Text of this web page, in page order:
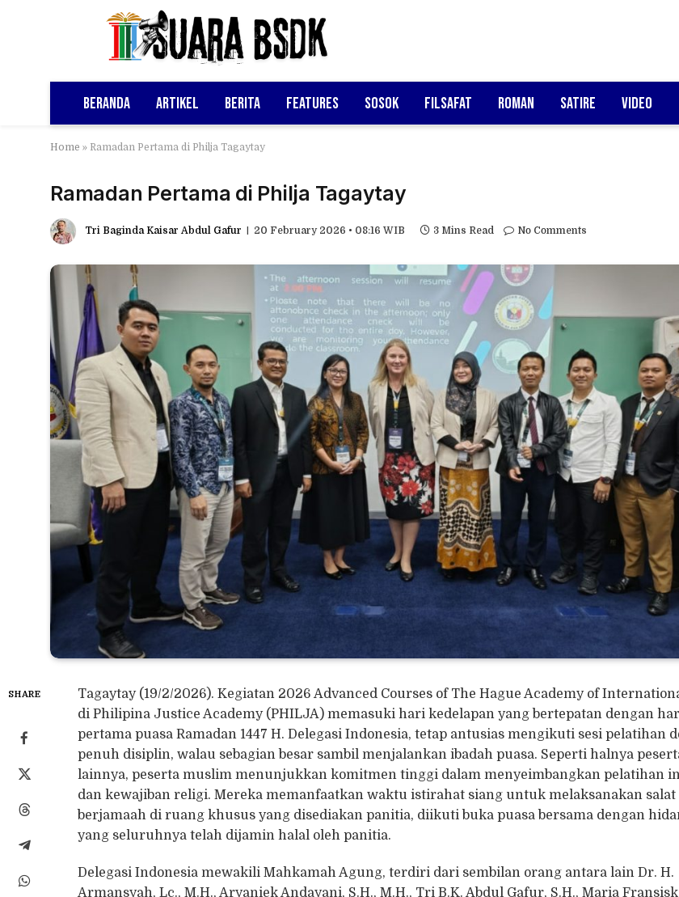
Beranda Artikel Berita Features Sosok Filsafat Roman Satire Video
Home » Ramadan Pertama di Philja Tagaytay
Ramadan Pertama di Philja Tagaytay
Tri Baginda Kaisar Abdul Gafur 20 February 2026 • 08:16 WIB 3 Mins Read No Comments
SHARE
Tagaytay (19/2/2026). Kegiatan 2026 Advanced Courses of The Hague Academy of
di Philipina Justice Academy (PHILJA) memasuki hari kedelapan yang bertepatan dengan
pertama puasa Ramadan 1447 H. Delegasi Indonesia, tetap antusias mengikuti sesi pelatihan
penuh disiplin, walau sebagian besar sambil menjalankan ibadah puasa. Seperti halnya
lainnya, peserta muslim menunjukkan komitmen tinggi dalam menyeimbangkan pelatihan
dan kewajiban religi. Mereka memanfaatkan waktu istirahat siang untuk melaksanakan
berjamaah di ruang khusus yang disediakan panitia, diikuti buka puasa bersama dengan
yang seluruhnya telah dijamin halal oleh panitia.
Delegasi Indonesia mewakili Mahkamah Agung, terdiri dari sembilan orang antara lain Dr. H.
Armansyah, Lc., M.H., Aryaniek Andayani, S.H., M.H., Tri B.K. Abdul Gafur, S.H., Maria